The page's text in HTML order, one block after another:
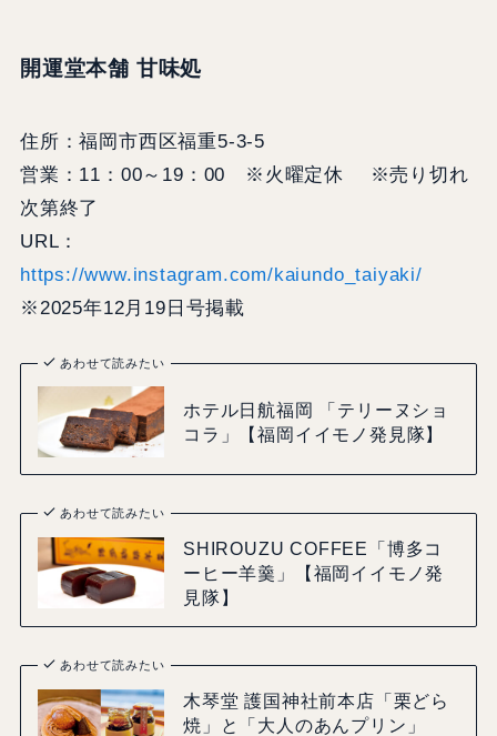
開運堂本舗 甘味処
住所：福岡市西区福重5-3-5
営業：11：00～19：00 ※火曜定休 ※売り切れ
次第終了
URL：
https://www.instagram.com/kaiundo_taiyaki/
※2025年12月19日号掲載
あわせて読みたい
ホテル日航福岡 「テリーヌショ
コラ」【福岡イイモノ発見隊】
あわせて読みたい
SHIROUZU COFFEE「博多コ
ーヒー羊羹」【福岡イイモノ発
見隊】
あわせて読みたい
木琴堂 護国神社前本店「栗どら
焼」と「大人のあんプリン」